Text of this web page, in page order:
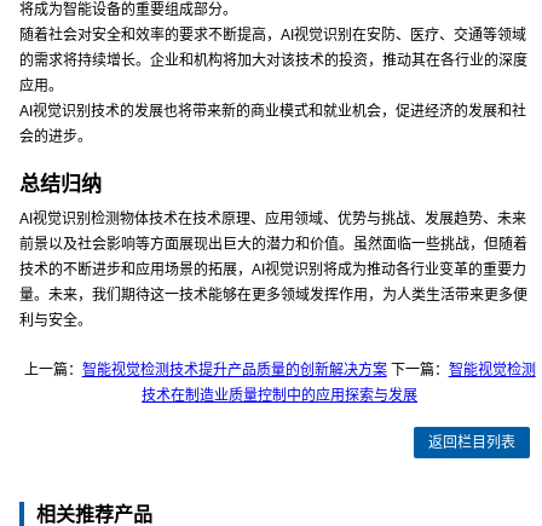
将成为智能设备的重要组成部分。
随着社会对安全和效率的要求不断提高，AI视觉识别在安防、医疗、交通等领域
的需求将持续增长。企业和机构将加大对该技术的投资，推动其在各行业的深度
应用。
AI视觉识别技术的发展也将带来新的商业模式和就业机会，促进经济的发展和社
会的进步。
总结归纳
AI视觉识别检测物体技术在技术原理、应用领域、优势与挑战、发展趋势、未来
前景以及社会影响等方面展现出巨大的潜力和价值。虽然面临一些挑战，但随着
技术的不断进步和应用场景的拓展，AI视觉识别将成为推动各行业变革的重要力
量。未来，我们期待这一技术能够在更多领域发挥作用，为人类生活带来更多便
利与安全。
上一篇： 智能视觉检测技术提升产品质量的创新解决方案下一篇： 智能视觉检测
技术在制造业质量控制中的应用探索与发展
返回栏目列表
相关推荐产品